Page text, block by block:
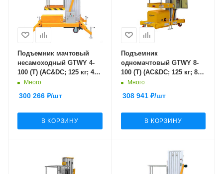
Подъемник мачтовый
несамоходный GTWY 4-
100 (T) (AC&DC; 125 кг; 4
м) SMARTLIFT
Много
300 266 ₽/шт
В КОРЗИНУ
Подъемник
одномачтовый GTWY 8-
100 (T) (AC&DC; 125 кг; 8
м) SMARTLIFT (SMART)
Много
308 941₽/шт
В КОРЗИНУ